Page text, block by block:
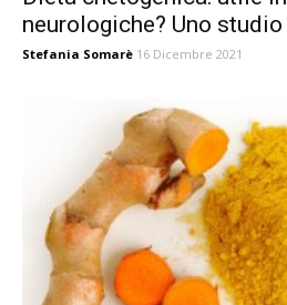
neurologiche? Uno
Stefania Somarè 16 Dicembre 2021